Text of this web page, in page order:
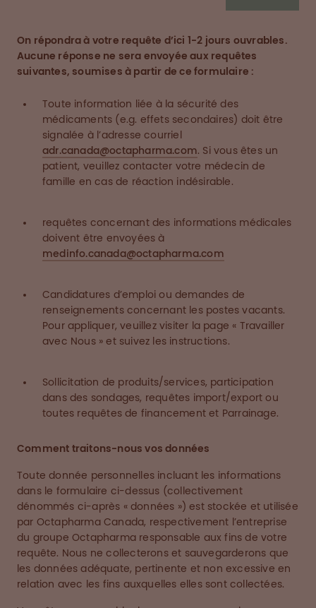
On répondra à votre requête d’ici 1-2 jours ouvrables.
Aucune réponse ne sera envoyée aux requêtes
suivantes, soumises à partir de ce formulaire :
Toute information liée à la sécurité des
médicaments (e.g. effets secondaires) doit être
signalée à l’adresse courriel
adr.canada@octapharma.com. Si vous êtes un
patient, veuillez contacter votre médecin de
famille en cas de réaction indésirable.
requêtes concernant des informations médicales
doivent être envoyées à
medinfo.canada@octapharma.com
Candidatures d’emploi ou demandes de
renseignements concernant les postes vacants.
Pour appliquer, veuillez visiter la page « Travailler
avec Nous » et suivez les instructions.
Sollicitation de produits/services, participation
dans des sondages, requêtes import/export ou
toutes requêtes de financement et Parrainage.
Comment traitons-nous vos données
Toute donnée personnelles incluant les informations
dans le formulaire ci-dessus (collectivement
dénommés ci-après « données ») est stockée et utilisée
par Octapharma Canada, respectivement l’entreprise
du groupe Octapharma responsable aux fins de votre
requête. Nous ne collecterons et sauvegarderons que
les données adéquate, pertinente et non excessive en
relation avec les fins auxquelles elles sont collectées.